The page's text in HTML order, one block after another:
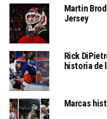
Martin
Jersey
Rick
historia de
Marcas